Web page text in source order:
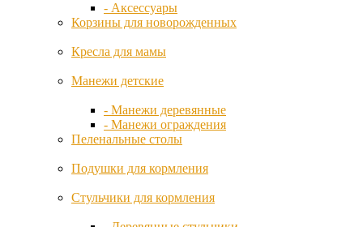
Leclerc
Lindam
Lorena
Canals
Mamas&Papas
- Аксессуары
Корзины для новорожденных
Кресла для мамы
Манежи детские
- Манежи деревянные
- Манежи ограждения
Пеленальные столы
Подушки для кормления
Стульчики для кормления